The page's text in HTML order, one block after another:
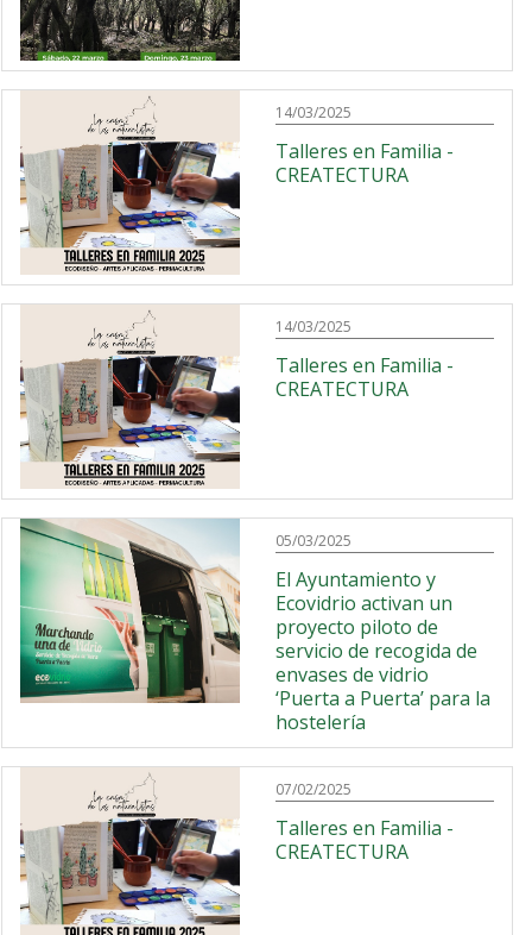
14/03/2025
Talleres en Familia -
CREATECTURA
14/03/2025
Talleres en Familia -
CREATECTURA
05/03/2025
El Ayuntamiento y
Ecovidrio activan un
proyecto piloto de
servicio de recogida de
envases de vidrio
‘Puerta a Puerta’ para la
hostelería
07/02/2025
Talleres en Familia -
CREATECTURA